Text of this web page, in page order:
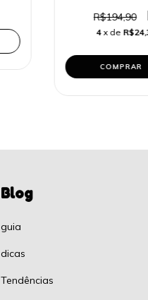
R$194,90
4 x de
COMPRAR
Blog
guia
dicas
Tendências